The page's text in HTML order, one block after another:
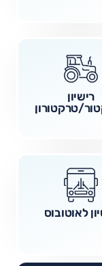
רישיון
טרקטורון
לאוטובוס